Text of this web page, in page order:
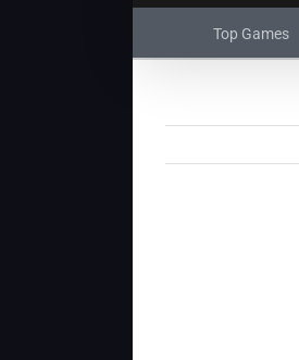
Top Games